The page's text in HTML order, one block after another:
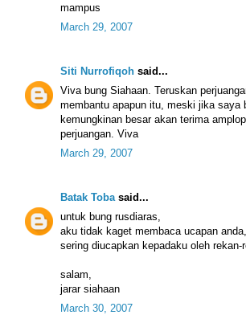
mampus
March 29, 2007
Siti Nurrofiqoh said...
Viva bung Siahaan. Teruskan
membantu apapun itu, meski jika saya
kemungkinan besar akan terima
perjuangan. Viva
March 29, 2007
Batak Toba said...
untuk bung rusdiaras,
aku tidak kaget membaca ucapan
sering diucapkan kepadaku oleh
salam,
jarar siahaan
March 30, 2007